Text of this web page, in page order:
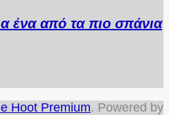
ένα από τα πιο σπάνια
Hoot Premium. Powered by